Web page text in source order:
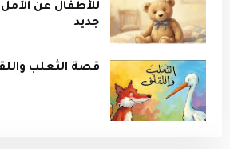
للأطفال عن
جديد
قصة الثعلب